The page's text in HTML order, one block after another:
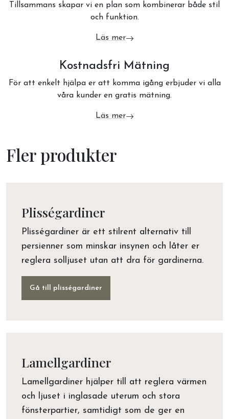
Tillsammans skapar vi en plan som kombinerar både stil
och funktion.
Läs mer
om Boka gardinplanering
Kostnadsfri Mätning
För att enkelt hjälpa er att komma igång erbjuder vi alla
våra kunder en gratis mätning.
Läs mer
om Kostnadsfri Mätning
Fler produkter
Plisségardiner
Plisségardiner är ett stilrent alternativ till
persienner som minskar insynen och låter er
reglera solljuset utan att dra för gardinerna.
Gå till plisségardiner
Lamellgardiner
Lamellgardiner hjälper till att reglera värmen
och ljuset i inglasade uterum och stora
fönsterpartier, samtidigt som de ger en